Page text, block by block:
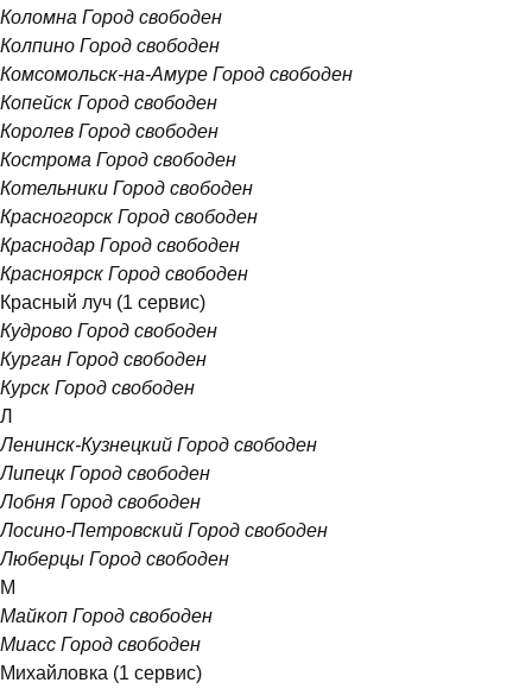
Коломна Город свободен
Колпино Город свободен
Комсомольск-на-Амуре Город свободен
Копейск Город свободен
Королев Город свободен
Кострома Город свободен
Котельники Город свободен
Красногорск Город свободен
Краснодар Город свободен
Красноярск Город свободен
Красный луч (1 сервис)
Кудрово Город свободен
Курган Город свободен
Курск Город свободен
Л
Ленинск-Кузнецкий Город свободен
Липецк Город свободен
Лобня Город свободен
Лосино-Петровский Город свободен
Люберцы Город свободен
М
Майкоп Город свободен
Миасс Город свободен
Михайловка (1 сервис)